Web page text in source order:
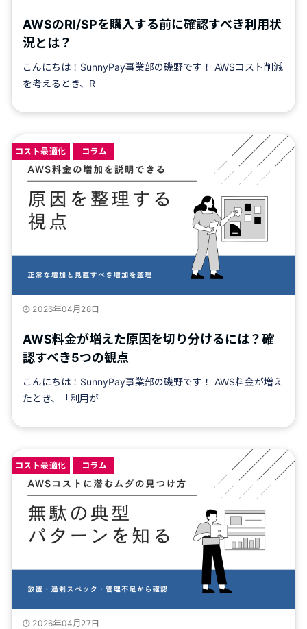
AWSのRI/SPを購入する前に確認すべき利用状
況とは？
こんにちは！SunnyPay事業部の磯野です！ AWSコスト削減
を考えるとき、R
コスト最適化 コラム
2026年04月28日
AWS料金が増えた原因を切り分けるには？確
認すべき5つの観点
こんにちは！SunnyPay事業部の磯野です！ AWS料金が増え
たとき、「利用が
コスト最適化 コラム
2026年04月27日